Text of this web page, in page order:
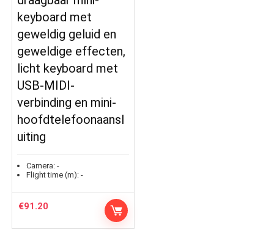
keyboard met
geweldig geluid en
geweldige effecten,
licht keyboard met
USB-MIDI-
verbinding en mini-
hoofdtelefoonaansl
uiting
Camera: -
Flight time (m): -
€91.20